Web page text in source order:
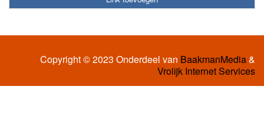
Copyright © 2023 Onderdeel van BaakmanMedia&
Vrolijk Internet Services